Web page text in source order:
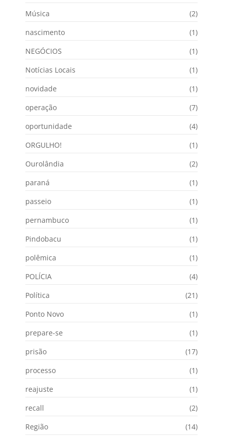
Música
(2)
nascimento
(1)
NEGÓCIOS
(1)
Notícias Locais
(1)
novidade
(1)
operação
(7)
oportunidade
(4)
ORGULHO!
(1)
Ourolândia
(2)
paraná
(1)
passeio
(1)
pernambuco
(1)
Pindobacu
(1)
polêmica
(1)
POLÍCIA
(4)
Política
(21)
Ponto Novo
(1)
prepare-se
(1)
prisão
(17)
processo
(1)
reajuste
(1)
recall
(2)
Região
(14)